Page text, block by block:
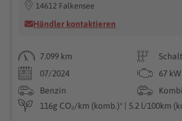
14612 Falkensee
Händler kontaktieren
7.099 km
07/2024
67
Benzin
Kombi
116g CO₂/km (komb.)* | 5.2 l/100km